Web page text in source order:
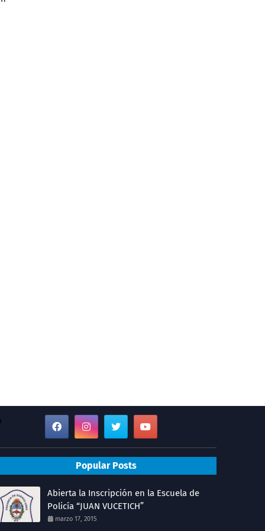
Popular Posts
Abierta la Inscripción en la Escuela de
Policía “JUAN VUCETICH”
marzo 17, 2015